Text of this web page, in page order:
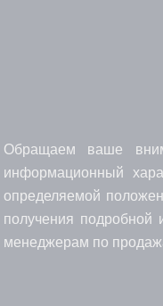
Обращаем ваше
информационный
определяемой
получения подробной
менеджерам по